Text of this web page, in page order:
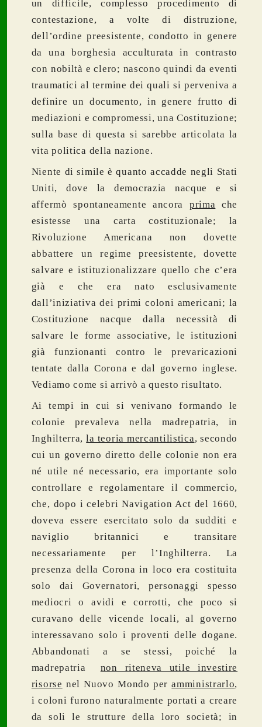
un difficile, complesso procedimento di
contestazione, a volte di distruzione,
dell’ordine preesistente, condotto in genere
da una borghesia acculturata in contrasto
con nobiltà e clero; nascono quindi da eventi
traumatici al termine dei quali si perveniva a
definire un documento, in genere frutto di
mediazioni e compromessi, una Costituzione;
sulla base di questa si sarebbe articolata la
vita politica della nazione.
Niente di simile è quanto accadde negli Stati
Uniti, dove la democrazia nacque e si
affermò spontaneamente ancora prima che
esistesse una carta costituzionale; la
Rivoluzione Americana non dovette
abbattere un regime preesistente, dovette
salvare e istituzionalizzare quello che c’era
già e che era nato esclusivamente
dall’iniziativa dei primi coloni americani; la
Costituzione nacque dalla necessità di
salvare le forme associative, le istituzioni
già funzionanti contro le prevaricazioni
tentate dalla Corona e dal governo inglese.
Vediamo come si arrivò a questo risultato.
Ai tempi in cui si venivano formando le
colonie prevaleva nella madrepatria, in
Inghilterra,la teoria mercantilistica, secondo
cui un governo diretto delle colonie non era
né utile né necessario, era importante solo
controllare e regolamentare il commercio,
che, dopo i celebri Navigation Act del 1660,
doveva essere esercitato solo da sudditi e
naviglio britannici e transitare
necessariamente per l’Inghilterra. La
presenza della Corona in loco era costituita
solo dai Governatori, personaggi spesso
mediocri o avidi e corrotti, che poco si
curavano delle vicende locali, al governo
interessavano solo i proventi delle dogane.
Abbandonati a se stessi, poiché la
madrepatria non riteneva utile investire
risorse nel Nuovo Mondo peramministrarlo,
i coloni furono naturalmente portati a creare
da soli le strutture della loro società; in